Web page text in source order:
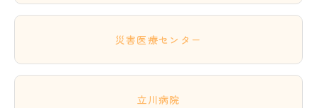
災害医療センター
立川病院